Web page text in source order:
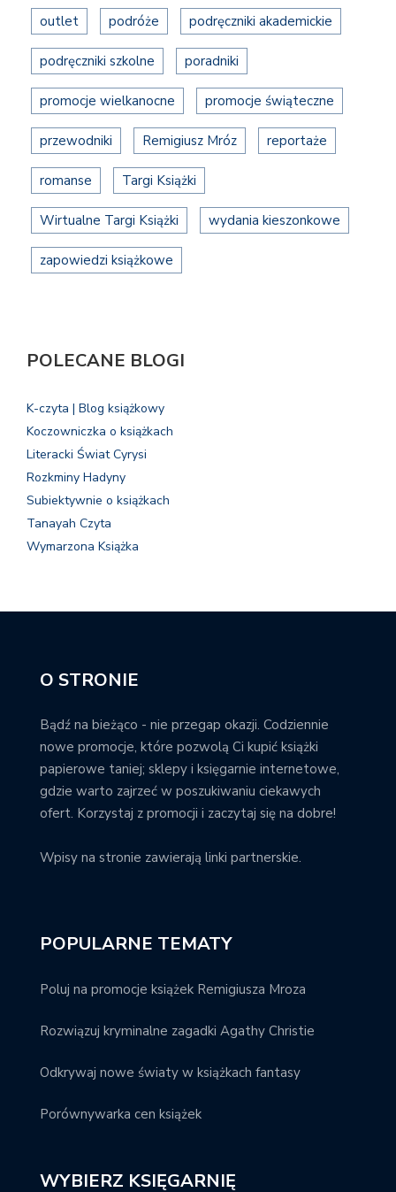
outlet podróże podręczniki akademickie
podręczniki szkolne poradniki
promocje wielkanocne promocje świąteczne
przewodniki Remigiusz Mróz reportaże
romanse Targi Książki
Wirtualne Targi Książki wydania kieszonkowe
zapowiedzi książkowe
POLECANE BLOGI
K-czyta | Blog książkowy
Koczowniczka o książkach
Literacki Świat Cyrysi
Rozkminy Hadyny
Subiektywnie o książkach
Tanayah Czyta
Wymarzona Książka
O STRONIE
Bądź na bieżąco - nie przegap okazji. Codziennie
nowe promocje, które pozwolą Ci kupić książki
papierowe taniej; sklepy i księgarnie internetowe,
gdzie warto zajrzeć w poszukiwaniu ciekawych
ofert. Korzystaj z promocji i zaczytaj się na dobre!
Wpisy na stronie zawierają linki partnerskie.
POPULARNE TEMATY
Poluj na promocje książek Remigiusza Mroza
Rozwiązuj kryminalne zagadki Agathy Christie
Odkrywaj nowe światy w książkach fantasy
Porównywarka cen książek
WYBIERZ KSIĘGARNIĘ